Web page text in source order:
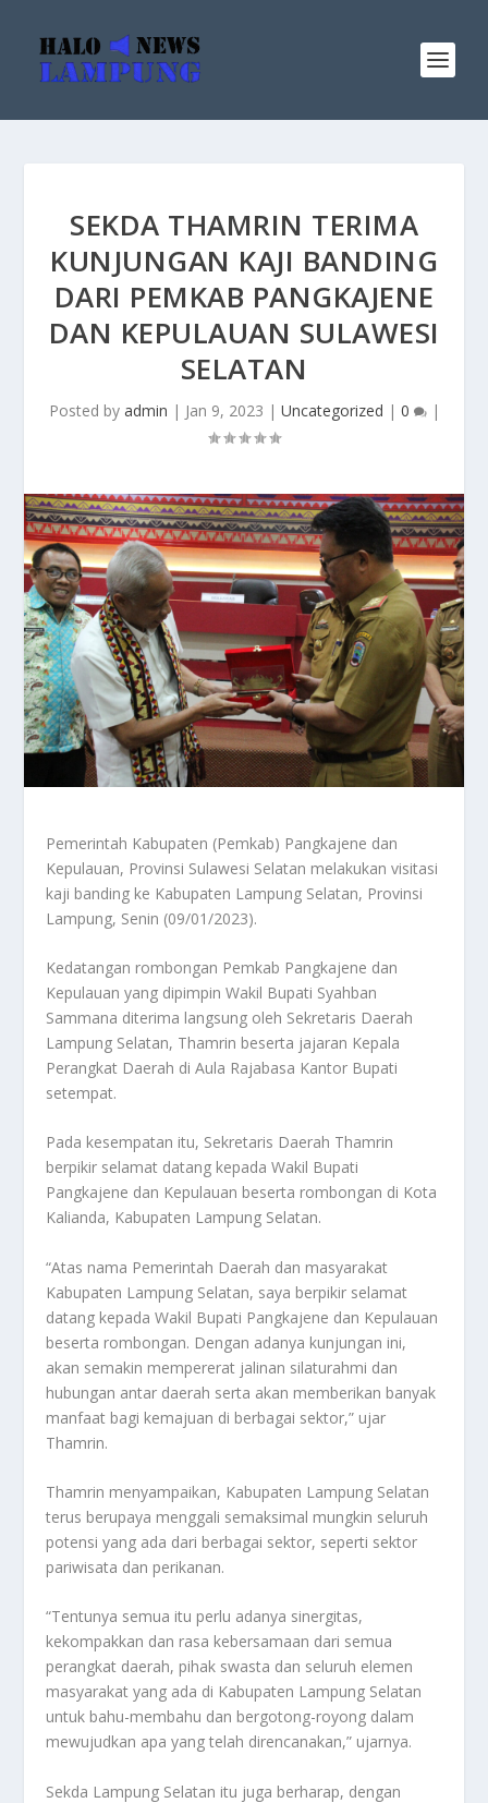
SEKDA THAMRIN TERIMA
KUNJUNGAN KAJI BANDING
DARI PEMKAB PANGKAJENE
DAN KEPULAUAN SULAWESI
SELATAN
Posted by admin | Jan 9, 2023 | Uncategorized | 0 |
Pemerintah Kabupaten (Pemkab) Pangkajene dan
Kepulauan, Provinsi Sulawesi Selatan melakukan visitasi
kaji banding ke Kabupaten Lampung Selatan, Provinsi
Lampung, Senin (09/01/2023).
Kedatangan rombongan Pemkab Pangkajene dan
Kepulauan yang dipimpin Wakil Bupati Syahban
Sammana diterima langsung oleh Sekretaris Daerah
Lampung Selatan, Thamrin beserta jajaran Kepala
Perangkat Daerah di Aula Rajabasa Kantor Bupati
setempat.
Pada kesempatan itu, Sekretaris Daerah Thamrin
berpikir selamat datang kepada Wakil Bupati
Pangkajene dan Kepulauan beserta rombongan di Kota
Kalianda, Kabupaten Lampung Selatan.
“Atas nama Pemerintah Daerah dan masyarakat
Kabupaten Lampung Selatan, saya berpikir selamat
datang kepada Wakil Bupati Pangkajene dan Kepulauan
beserta rombongan. Dengan adanya kunjungan ini,
akan semakin mempererat jalinan silaturahmi dan
hubungan antar daerah serta akan memberikan banyak
manfaat bagi kemajuan di berbagai sektor,” ujar
Thamrin.
Thamrin menyampaikan, Kabupaten Lampung Selatan
terus berupaya menggali semaksimal mungkin seluruh
potensi yang ada dari berbagai sektor, seperti sektor
pariwisata dan perikanan.
“Tentunya semua itu perlu adanya sinergitas,
kekompakkan dan rasa kebersamaan dari semua
perangkat daerah, pihak swasta dan seluruh elemen
masyarakat yang ada di Kabupaten Lampung Selatan
untuk bahu-membahu dan bergotong-royong dalam
mewujudkan apa yang telah direncanakan,” ujarnya.
Sekda Lampung Selatan itu juga berharap, dengan